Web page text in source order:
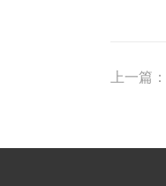
上一篇：